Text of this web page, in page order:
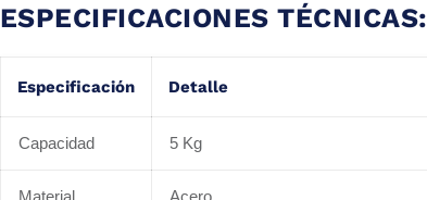
ESPECIFICACIONES TÉCNICAS:
Especificación Detalle
Capacidad 5 Kg
Material Acero